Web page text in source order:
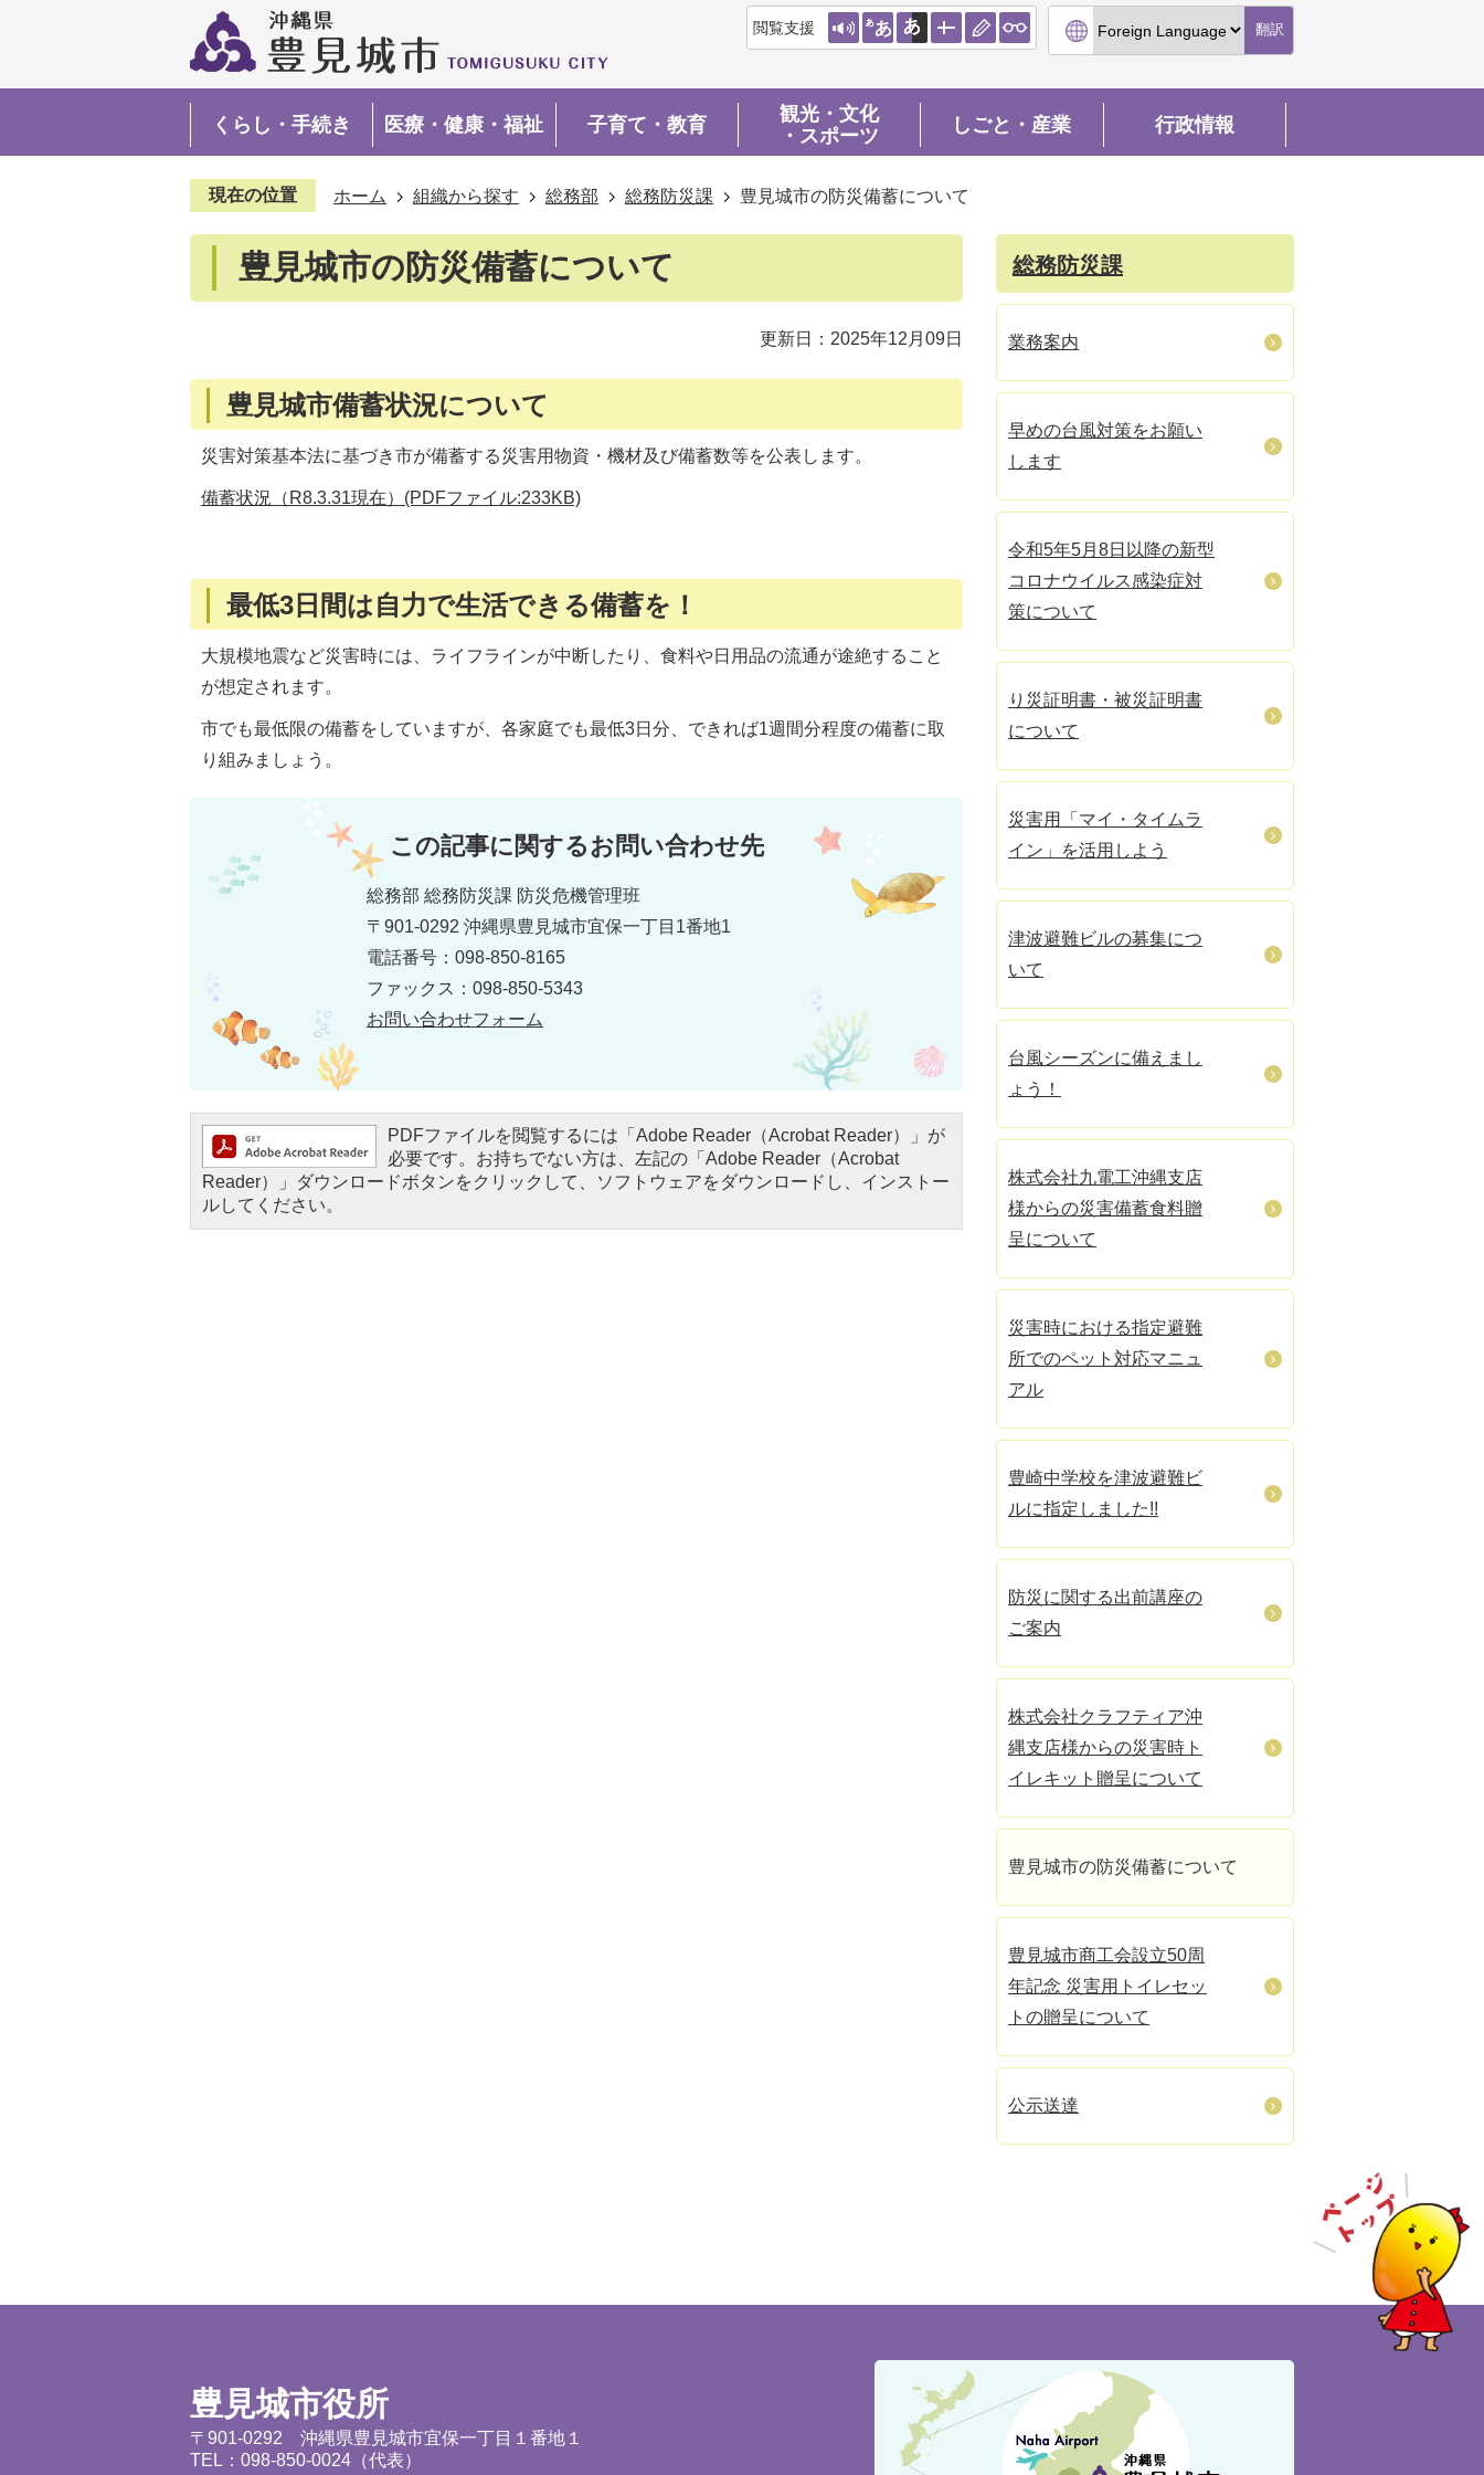
閲覧支援 翻訳
くらし・手続き 医療・健康・福祉 子育て・教育
観光・文化
・スポーツ
しごと・産業 行政情報
現在の位置 ホーム 組織から探す 総務部 総務防災課 豊見城市の防災備蓄について
豊見城市の防災備蓄について
更新日：2025年12月09日
豊見城市備蓄状況について
災害対策基本法に基づき市が備蓄する災害用物資・機材及び備蓄数等を公表します。
備蓄状況（R8.3.31現在）(PDFファイル:233KB)
最低3日間は自力で生活できる備蓄を！
大規模地震など災害時には、ライフラインが中断したり、食料や日用品の流通が途絶すること
が想定されます。
市でも最低限の備蓄をしていますが、各家庭でも最低3日分、できれば1週間分程度の備蓄に取
り組みましょう。
この記事に関するお問い合わせ先
総務部 総務防災課 防災危機管理班
〒901-0292 沖縄県豊見城市宜保一丁目1番地1
電話番号：098-850-8165
ファックス：098-850-5343
お問い合わせフォーム
PDFファイルを閲覧するには「Adobe Reader（Acrobat Reader）」が
必要です。お持ちでない方は、左記の「Adobe Reader（Acrobat
Reader）」ダウンロードボタンをクリックして、ソフトウェアをダウンロードし、インストー
ルしてください。
総務防災課
業務案内
早めの台風対策をお願い
します
令和5年5月8日以降の新型
コロナウイルス感染症対
策について
り災証明書・被災証明書
について
災害用「マイ・タイムラ
イン」を活用しよう
津波避難ビルの募集につ
いて
台風シーズンに備えまし
ょう！
株式会社九電工沖縄支店
様からの災害備蓄食料贈
呈について
災害時における指定避難
所でのペット対応マニュ
アル
豊崎中学校を津波避難ビ
ルに指定しました!!
防災に関する出前講座の
ご案内
株式会社クラフティア沖
縄支店様からの災害時ト
イレキット贈呈について
豊見城市の防災備蓄について
豊見城市商工会設立50周
年記念 災害用トイレセッ
トの贈呈について
公示送達
豊見城市役所
〒901-0292 沖縄県豊見城市宜保一丁目１番地１
TEL：098-850-0024（代表）